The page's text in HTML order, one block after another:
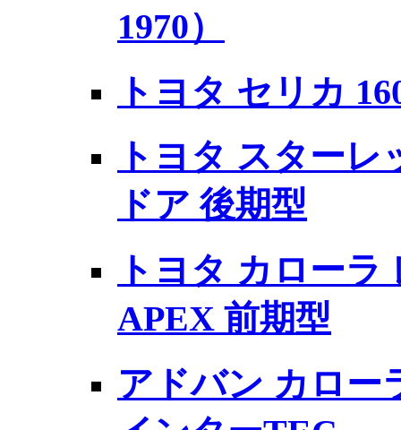
1970）
トヨタ セリカ
トヨタ スターレ
ドア 後期型
トヨタ カロー
APEX 前期型
アドバン カロー